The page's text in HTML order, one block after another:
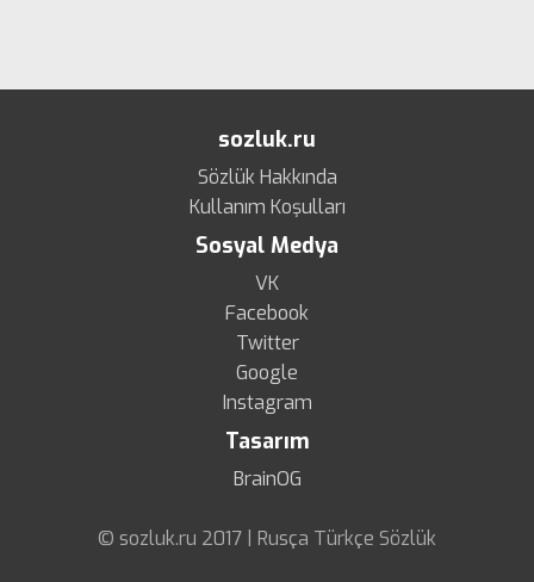
sozluk.ru
Sözlük Hakkında
Kullanım Koşulları
Sosyal Medya
VK
Facebook
Twitter
Google
Instagram
Tasarım
BrainOG
© sozluk.ru 2017 | Rusça Türkçe Sözlük